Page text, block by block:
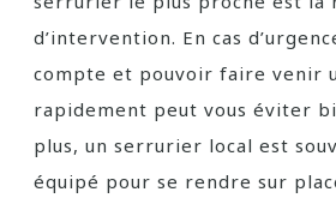
d’intervention. En cas
compte et pouvoir faire venir
rapidement peut vous éviter
plus, un serrurier local est
équipé pour se rendre sur